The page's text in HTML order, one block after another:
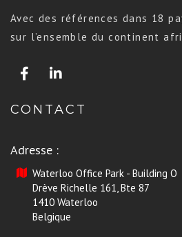
Avec des références dans 18
sur l’ensemble du continent
CONTACT
Adresse :
Waterloo Office Park - Building O
Drève Richelle 161, Bte 87
1410 Waterloo
Belgique